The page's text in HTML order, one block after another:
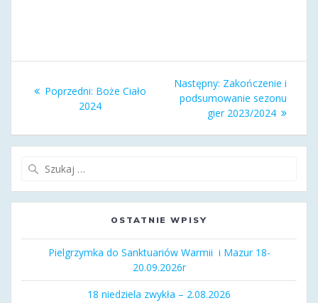
wpisu
Poprzedni: Poprzedni
wpis:
Boże Ciało
2024
Następny: Następny
wpis:
Zakończenie i
podsumowanie sezonu
gier 2023/2024
OSTATNIE WPISY
Pielgrzymka do Sanktuariów Warmii i Mazur 18-
20.09.2026r
18 niedziela zwykła – 2.08.2026